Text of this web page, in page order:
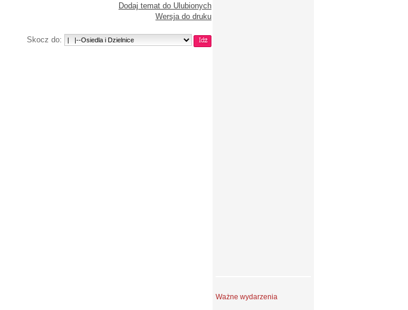
Dodaj temat do Ulubionych
Wersja do druku
Skocz do:
Ważne wydarzenia